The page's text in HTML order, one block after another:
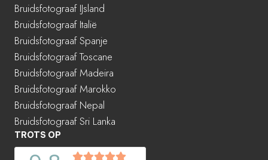
Bruidsfotograaf IJsland
Bruidsfotograaf Italië
Bruidsfotograaf Spanje
Bruidsfotograaf Toscane
Bruidsfotograaf Madeira
Bruidsfotograaf Marokko
Bruidsfotograaf Nepal
Bruidsfotograaf Sri Lanka
TROTS OP